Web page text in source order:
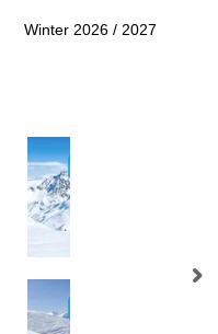
Winter 2026 / 2027